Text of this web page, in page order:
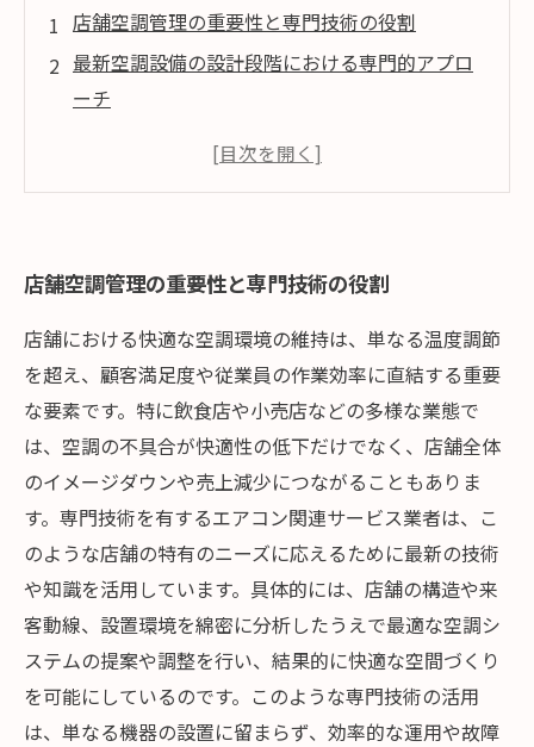
店舗空調管理の重要性と専門技術の役割
最新空調設備の設計段階における専門的アプロ
ーチ
施工と設置における専門技術の徹底した管理
店舗空調管理の重要性と専門技術の役割
店舗における快適な空調環境の維持は、単なる温度調節
を超え、顧客満足度や従業員の作業効率に直結する重要
な要素です。特に飲食店や小売店などの多様な業態で
は、空調の不具合が快適性の低下だけでなく、店舗全体
のイメージダウンや売上減少につながることもありま
す。専門技術を有するエアコン関連サービス業者は、こ
のような店舗の特有のニーズに応えるために最新の技術
や知識を活用しています。具体的には、店舗の構造や来
客動線、設置環境を綿密に分析したうえで最適な空調シ
ステムの提案や調整を行い、結果的に快適な空間づくり
を可能にしているのです。このような専門技術の活用
は、単なる機器の設置に留まらず、効率的な運用や故障